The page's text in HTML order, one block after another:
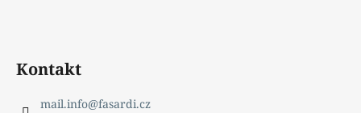
Kontakt
mail.info@fasardi.cz